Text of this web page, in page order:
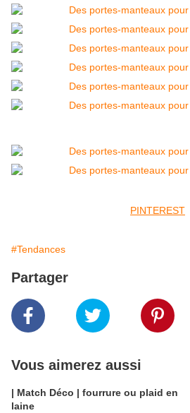
PINTEREST
#Tendances
Partager
Vous aimerez aussi
| Match Déco | fourrure ou plaid en
laine